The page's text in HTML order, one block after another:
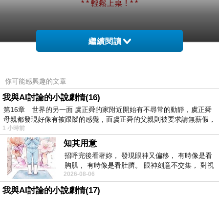
* * 輕鬆上桌！ * *
.
.
上一篇：《今日隱士吃這個》 野菇豆腐羽衣番茄濃湯
下一篇：吃魚吧！
繼續閱讀
你可能感興趣的文章
我與AI討論的小說劇情(16)
第16章 世界的另一面 虞正舜的家附近開始有不尋常的動靜，虞正舜
母親都發現好像有被跟蹤的感覺，而虞正舜的父親則被要求請無薪假，
1 小時前
知其用意
招呼完後看著妳， 發現眼神又偏移， 有時像是看
胸肌， 有時像是看肚臍。 眼神刻意不交集， 對視
視線不對齊， 讓我很難不
2026-08-06
我與AI討論的小說劇情(17)